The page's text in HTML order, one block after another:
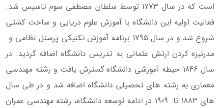
است که در سال 1773 توسط سلطان مصطفی سوم تاسیس شد.
فعالیت اولیه این دانشگاه با آموزش علوم دریایی و ساخت کشتی
شروع شد و در سال 1795 برنامه آموزش تکنیکی پرسنل نظامی و
مدرنیزه کردن ارتش عثمانی به تدریس دانشگاه اضافه گردید. در
سال 1846 حیطه آموزشی دانشگاه گسترش یافت و رشته مهندسی
معماری به رشته های تحصیلی دانشگاه اضافه شد و در طی سال
های 1883 تا 1909 در ادامه توسعه دانشگاه، رشته مهندسی عمران